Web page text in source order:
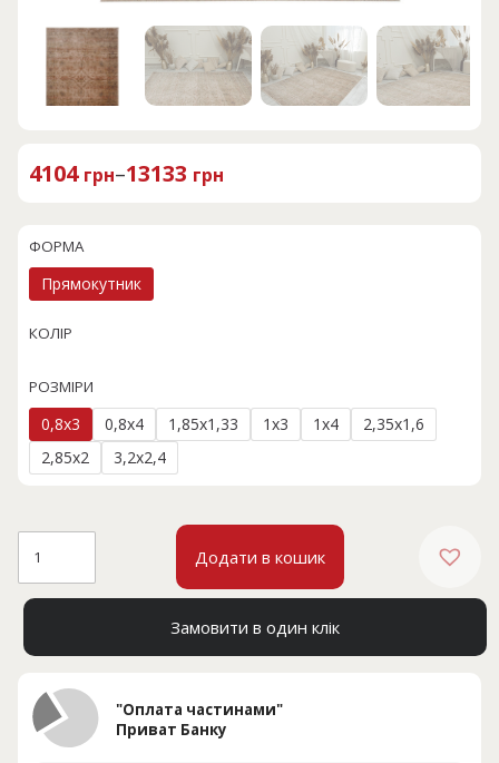
4104 грн–13133 грн
РОЗМІРИ
0,8x3 0,8x4 1,85x1,33 1x3 1x4
2,35x1,6
2,85x2
3,2x2,4
КОЛІР
ФОРМА
Прямокутник
DAYS
0081A
кількість
Додати в кошик
Замовити в один клік
"Оплата частинами"
Приват Банку